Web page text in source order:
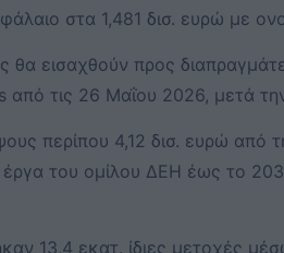
στα 1,481 δισ. ευρώ με
θα εισαχθούν προς
από τις 26 Μαΐου 2026, μετά
περίπου 4,12 δισ. ευρώ από
έργα του ομίλου ΔΕΗ έως το
13,4 εκατ. ίδιες μετοχές